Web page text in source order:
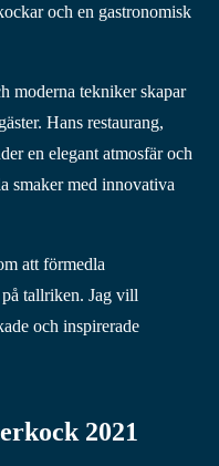
och en gastronomisk
moderna tekniker skapar
Hans restaurang,
en elegant atmosfär och
smaker med innovativa
att förmedla
tallriken. Jag vill
och inspirerade
2021